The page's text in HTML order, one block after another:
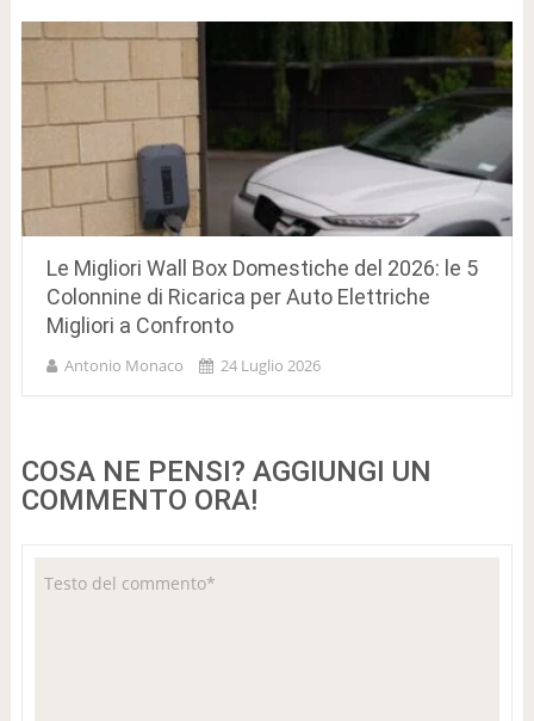
Le Migliori Wall Box Domestiche del 2026: le 5
Colonnine di Ricarica per Auto Elettriche
Migliori a Confronto
Antonio Monaco 24 Luglio 2026
COSA NE PENSI? AGGIUNGI UN
COMMENTO ORA!